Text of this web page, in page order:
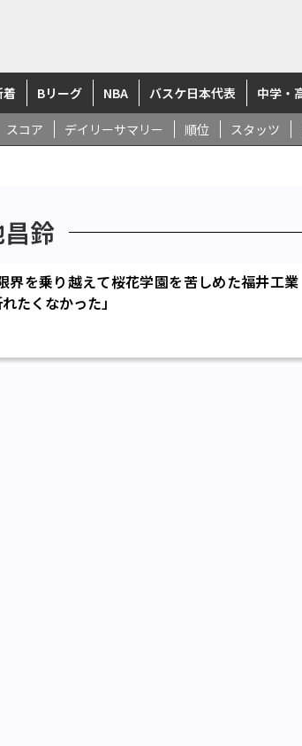
着 Bリーグ NBA バスケ日本代表 中学・
スコア デイリーサマリー 順位 スタッツ
鈴
界を乗り越えて桜花学園を苦しめた福井工業
たくなかった」